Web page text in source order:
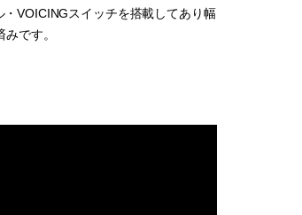
VOICINGスイッチを搭載してあり幅
です。